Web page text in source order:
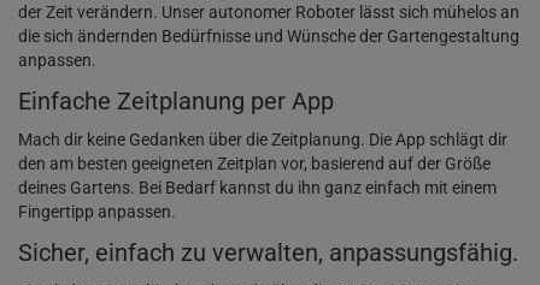
der Zeit verändern. Unser autonomer Roboter lässt sich mühelos an
die sich ändernden Bedürfnisse und Wünsche der Gartengestaltung
anpassen.
Einfache Zeitplanung per App
Mach dir keine Gedanken über die Zeitplanung. Die App schlägt dir
den am besten geeigneten Zeitplan vor, basierend auf der Größe
deines Gartens. Bei Bedarf kannst du ihn ganz einfach mit einem
Fingertipp anpassen.
Sicher, einfach zu verwalten, anpassungsfähig.